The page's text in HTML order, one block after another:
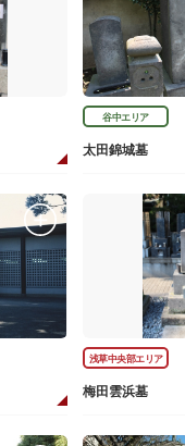
谷中エリア
太田錦城墓
浅草中央部エリア
梅田雲浜墓